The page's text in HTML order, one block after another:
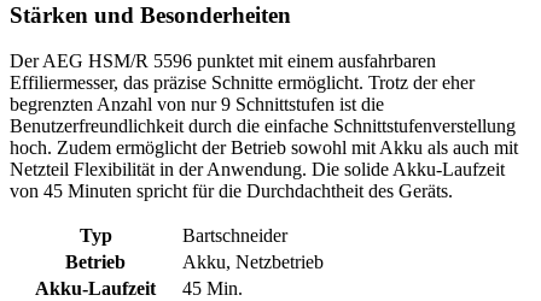
Stärken und Besonderheiten
Der AEG HSM/R 5596 punktet mit einem ausfahrbaren
Effiliermesser, das präzise Schnitte ermöglicht. Trotz der eher
begrenzten Anzahl von nur 9 Schnittstufen ist die
Benutzerfreundlichkeit durch die einfache Schnittstufenverstellung
hoch. Zudem ermöglicht der Betrieb sowohl mit Akku als auch mit
Netzteil Flexibilität in der Anwendung. Die solide Akku-Laufzeit
von 45 Minuten spricht für die Durchdachtheit des Geräts.
Typ
Bartschneider
Betrieb
Akku, Netzbetrieb
Akku-Laufzeit
45 Min.